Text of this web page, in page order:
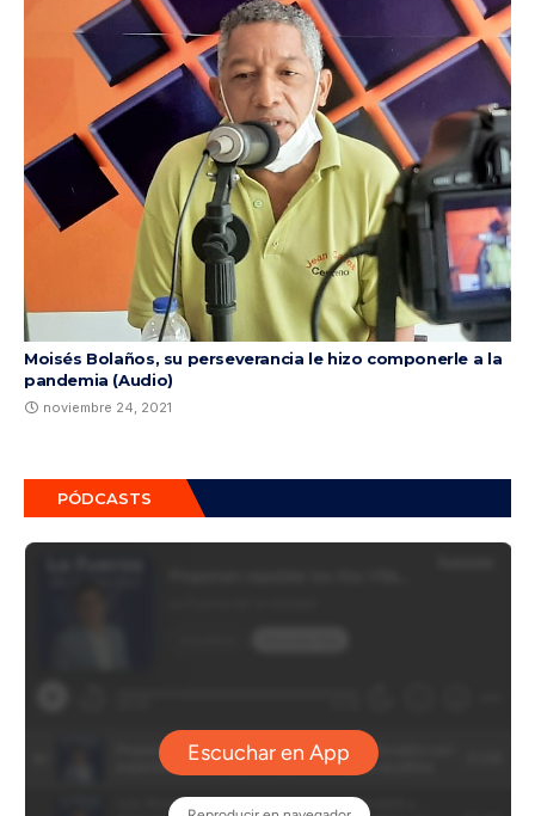
Moisés Bolaños, su perseverancia le hizo componerle a la
pandemia (Audio)
noviembre 24, 2021
PÓDCASTS